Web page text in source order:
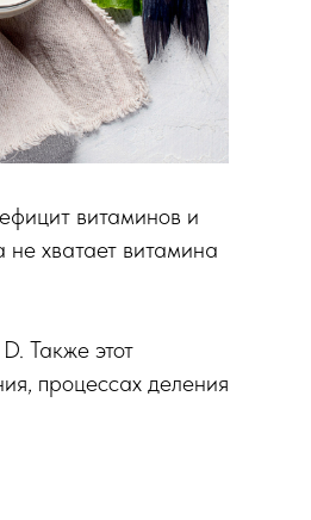
витаминов и
не хватает витамина
Также этот
процессах деления